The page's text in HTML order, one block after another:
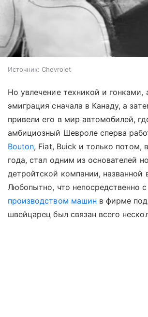
Источник: Chevrolet
Но увлечение техникой и гонками,
эмиграция сначала в Канаду, а
привели его в мир автомобилей,
амбициозный Шевроле сперва
Bouton, Fiat, Buick и только потом,
года, стал одним из основателей
детройтской компании, названной
Любопытно, что непосредственно с
производством машин в фирме
швейцарец был связан всего